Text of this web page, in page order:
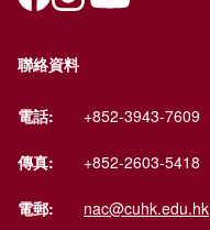
聯絡資料
電話: +852-3943-7609
傳真: +852-2603-5418
電郵: nac@cuhk.edu.hk